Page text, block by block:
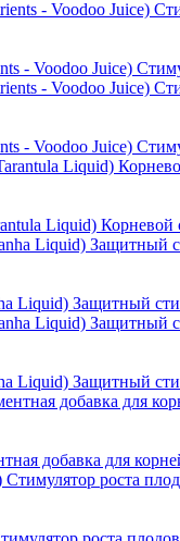
- Voodoo Juice)
- Voodoo Juice)
Liquid) Корневой
Liquid) Защитный
Liquid) Защитный
добавка для